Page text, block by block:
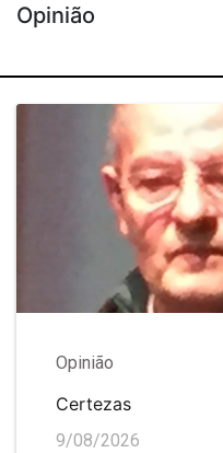
Opinião
Opinião
Certezas
9/08/2026